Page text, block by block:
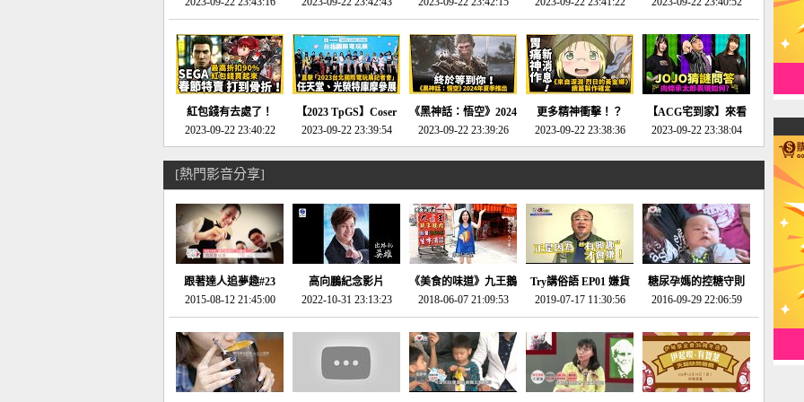
天平》介紹！-電玩宅
速配20230126
回「石村號」的恐懼體
驗-電玩宅速配
20230125
版」!!!今年就能玩到!!-
電玩宅速配20230124
動作角色扮演遊戲！-
電玩宅速配20230123
第一名早就決定了，封
面圖直接雷你!-電玩宅
速配20230120
紅包錢有去處了！
SEGA春節特賣 超過85
款遊戲打到骨折-電玩
宅速配20230119
2023-09-22 23:40:22
【2023 TpGS】Coser
和Show Girl搶先看！
直擊展前記者會-電玩
2023-09-22 23:39:54
《黑神話：悟空》2024
年夏季推出！確定不會
延期齁？-電玩宅速配
2023-09-22 23:39:26
更多精神衝擊！？
《來自深淵 烈日的黃
金鄉》續篇動畫確定
2023-09-22 23:38:36
【ACG宅到家】來看
就抽周邊！《JOJO的
奇妙冒險》問答大挑戰
年特展 feat 蕎羽 、櫻
花
2023-09-22 23:38:04
[熱門影音分享]
跟著達人追夢趣#23
promo-我想開間咖啡
館(謝佳凌)
2015-08-12 21:45:00
高向鵬紀念影片
2022-10-31 23:13:23
《美食的味道》九王鵝
肉
2018-06-07 21:09:53
Try講俗語 EP01 嫌貨
才是買貨人
2019-07-17 11:30:56
糖尿孕媽的控糖守則
2016-09-29 22:06:59